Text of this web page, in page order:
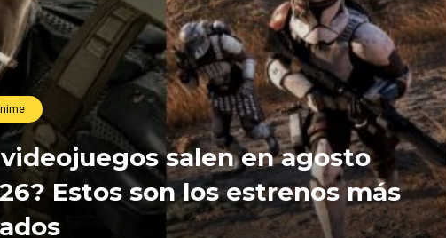
salen en agosto
Estos son los estrenos más